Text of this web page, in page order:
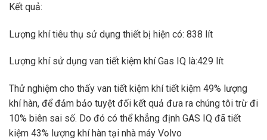
Kết quả:
Lượng khí tiêu thụ sử dụng thiết bị hiện có: 838 lít
Lượng khí sử dụng van tiết kiệm khí Gas IQ là:429 lít
Thử nghiệm cho thấy van tiết kiệm khí tiết kiệm 49% lượng
khí hàn, để đảm bảo tuyệt đối kết quả đưa ra chúng tôi trừ đi
10% biên sai số. Do đó có thể khẳng định GAS IQ đã tiết
kiệm 43% lượng khí hàn tại nhà máy Volvo